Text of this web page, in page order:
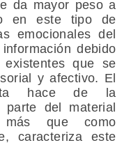
da mayor peso a
en este tipo de
emocionales del
debido
que se
y afectivo. El
hace de la
parte del material
que como
caracteriza este